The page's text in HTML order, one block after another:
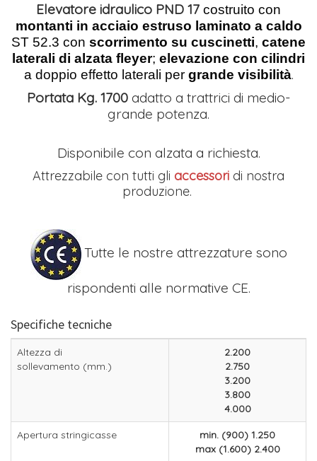
Elevatore idraulico PND 17 costruito con
montanti in acciaio estruso laminato a caldo
ST 52.3 con scorrimento su cuscinetti, catene
laterali di alzata fleyer; elevazione con cilindri
a doppio effetto laterali per grande visibilità.
Portata Kg. 1700 adatto a trattrici di medio-
grande potenza.
Disponibile con alzata a richiesta.
Attrezzabile con tutti gli accessori di nostra
produzione.
Tutte le nostre attrezzature sono
rispondenti alle normative CE.
Specifiche tecniche
Altezza di
sollevamento (mm.)
2.200
2.750
3.200
3.800
4.000
Apertura stringicasse
min. (900) 1.250
max (1.600) 2.400